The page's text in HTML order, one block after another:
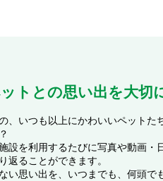
トとの思い出を大切
、いつも以上にかわいいペット
設を利用するたびに写真や動画
返ることができます。
い思い出を、いつまでも、何頭で